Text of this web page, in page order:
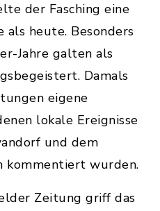
der Fasching eine
heute. Besonders
Jahre galten als
Damals
eigene
lokale Ereignisse
und dem
kommentiert wurden.
Zeitung griff das